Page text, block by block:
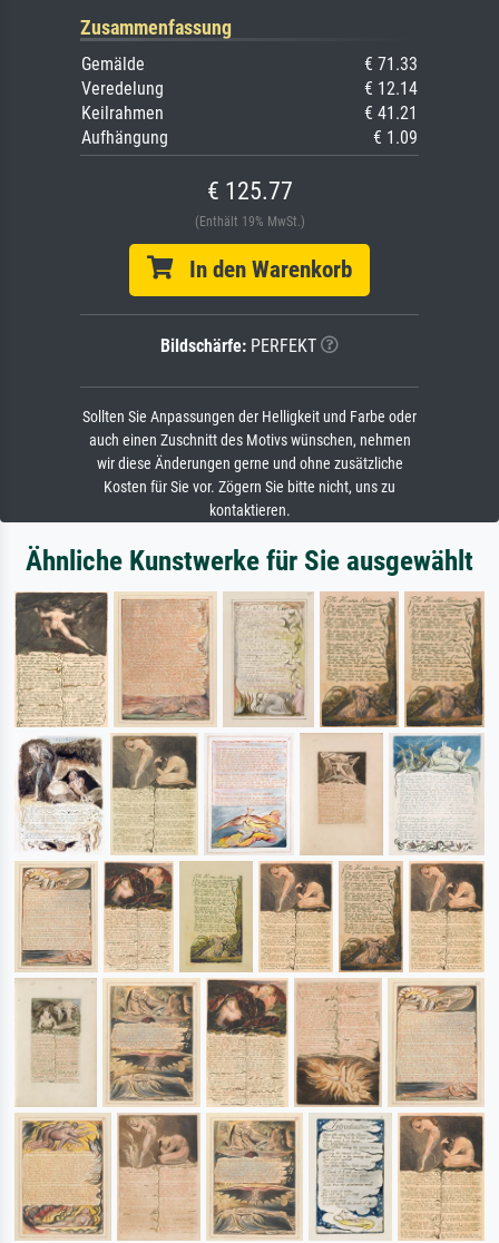
Zusammenfassung
Gemälde
€ 71.33
Veredelung
€ 12.14
Keilrahmen
€ 41.21
Aufhängung
€ 1.09
€ 125.77
(Enthält 19% MwSt.)
In den Warenkorb
Bildschärfe: PERFEKT
Sollten Sie Anpassungen der Helligkeit und Farbe oder
auch einen Zuschnitt des Motivs wünschen, nehmen
wir diese Änderungen gerne und ohne zusätzliche
Kosten für Sie vor. Zögern Sie bitte nicht, uns zu
kontaktieren.
Ähnliche Kunstwerke für Sie ausgewählt